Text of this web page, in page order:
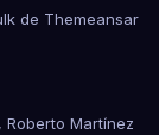
de Themeansar
Martínez